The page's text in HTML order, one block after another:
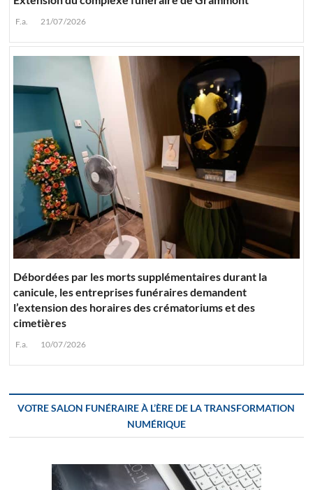
F.a. 21/07/2026
Débordées par les morts supplémentaires durant la
canicule, les entreprises funéraires demandent
l’extension des horaires des crématoriums et des
cimetières
F.a. 10/07/2026
VOTRE SALON FUNÉRAIRE À L’ÈRE DE LA TRANSFORMATION
NUMÉRIQUE